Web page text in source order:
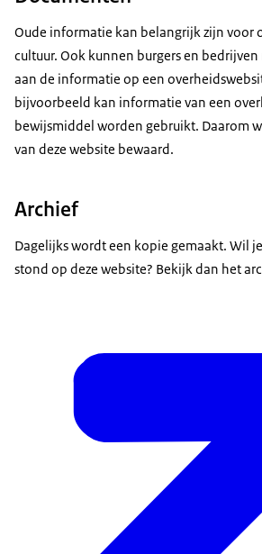
Oude informatie kan belangrijk zijn voor
cultuur. Ook kunnen burgers en
aan de informatie op een
bijvoorbeeld kan informatie van een
bewijsmiddel worden gebruikt. Daarom
van deze website bewaard.
Archief
Dagelijks wordt een kopie gemaakt. Wil
stond op deze website? Bekijk dan het